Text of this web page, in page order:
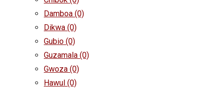
Damboa (0)
Dikwa (0)
Gubio (0)
Guzamala (0)
Gwoza (0)
Hawul (0)